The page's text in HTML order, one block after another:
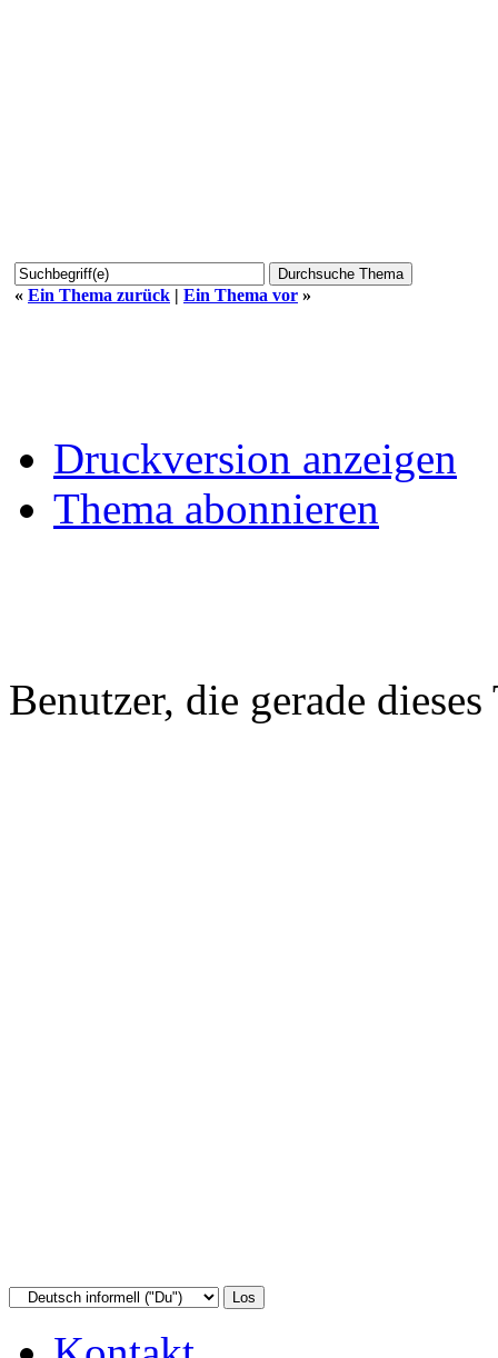
« Ein Thema zurück | Ein Thema vor »
Druckversion anzeigen
Thema abonnieren
Benutzer, die gerade